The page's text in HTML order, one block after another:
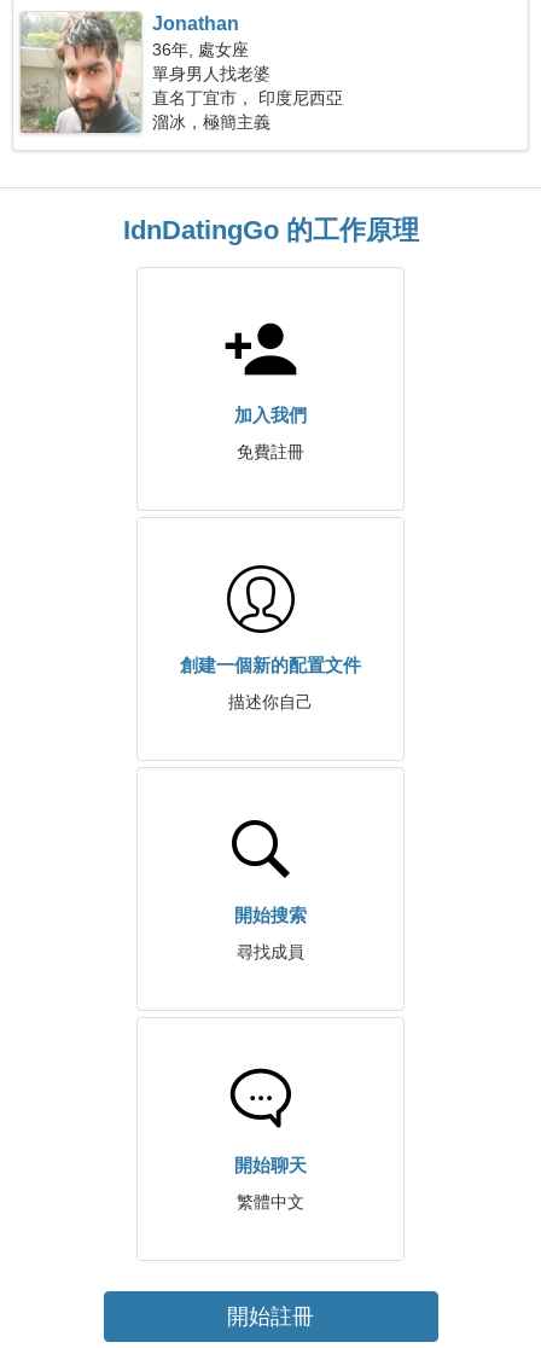
Jonathan
36年, 處女座
單身男人找老婆
直名丁宜市， 印度尼西亞
溜冰，極簡主義
IdnDatingGo 的工作原理
加入我們
免費註冊
創建一個新的配置文件
描述你自己
開始搜索
尋找成員
開始聊天
繁體中文
開始註冊